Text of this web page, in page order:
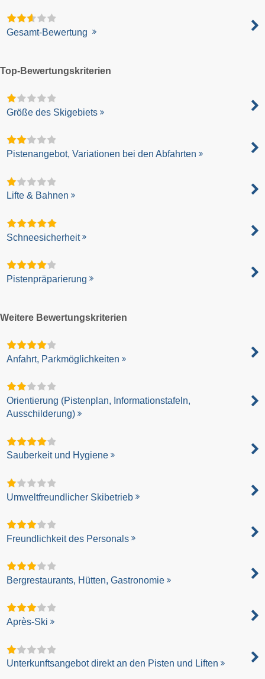
Gesamt-Bewertung
Top-Bewertungskriterien
Größe des Skigebiets
Pistenangebot, Variationen bei den Abfahrten
Lifte & Bahnen
Schneesicherheit
Pistenpräparierung
Weitere Bewertungskriterien
Anfahrt, Parkmöglichkeiten
Orientierung (Pistenplan, Informationstafeln,
Ausschilderung)
Sauberkeit und Hygiene
Umweltfreundlicher Skibetrieb
Freundlichkeit des Personals
Bergrestaurants, Hütten, Gastronomie
Après-Ski
Unterkunftsangebot direkt an den Pisten und Liften